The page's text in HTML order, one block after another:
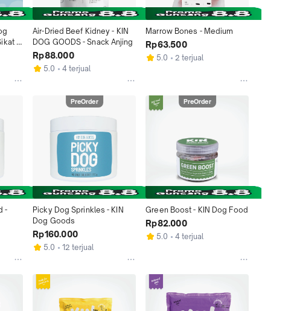
Air-Dried Beef Kidney - KIN
DOG GOODS - Snack Anjing
Rp88.000
5.0 4 terjual
Marrow Bones - Medium
Rp63.500
5.0 2 terjual
-
PreOrder
Picky Dog Sprinkles - KIN
Dog Goods
Rp160.000
5.0 12 terjual
PreOrder
Green Boost - KIN Dog Food
Rp82.000
5.0 4 terjual